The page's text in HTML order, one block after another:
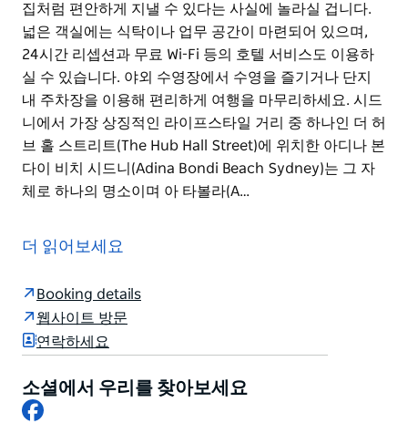
집처럼 편안하게 지낼 수 있다는 사실에 놀라실 겁니다.
넓은 객실에는 식탁이나 업무 공간이 마련되어 있으며,
24시간 리셉션과 무료 Wi-Fi 등의 호텔 서비스도 이용하
실 수 있습니다. 야외 수영장에서 수영을 즐기거나 단지
내 주차장을 이용해 편리하게 여행을 마무리하세요. 시드
니에서 가장 상징적인 라이프스타일 거리 중 하나인 더 허
브 홀 스트리트(The Hub Hall Street)에 위치한 아디나 본
다이 비치 시드니(Adina Bondi Beach Sydney)는 그 자
체로 하나의 명소이며 아 타볼라(A…
가 생활을 만끽하고 내 집처럼 편안한 휴식을 경험해 보세
모던하고 아름답게 디자인된 111개의 스튜디오, 1베드룸,
2베드룸, 3베드룸 아파트는 각각 전용 발코니 완비된 주
방 세탁 시설을 갖추고 있어 이 아름다운 환경에서 내 집
처럼 편안하게 지낼 수 있다는 사실에 놀라실 겁니다. 넓
은 객실에는 식탁이나 업무 공간이 마련되어 있으며, 24
시간 리셉션과 무료 Wi-Fi 등의 호텔 서비스도 이용하실
더 읽어보세요
Booking details
웹사이트 방문
연락하세요
소셜에서 우리를 찾아보세요
Facebook